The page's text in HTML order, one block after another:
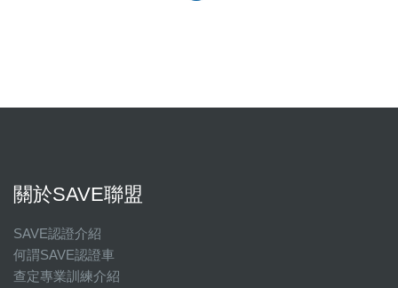
關於SAVE聯盟
SAVE認證介紹
何謂SAVE認證車
查定專業訓練介紹